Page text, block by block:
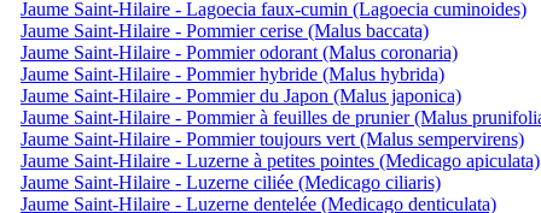
Jaume Saint-Hilaire - Lagoecia faux-cumin (Lagoecia cuminoides)
Jaume Saint-Hilaire - Pommier cerise (Malus baccata)
Jaume Saint-Hilaire - Pommier odorant (Malus coronaria)
Jaume Saint-Hilaire - Pommier hybride (Malus hybrida)
Jaume Saint-Hilaire - Pommier du Japon (Malus japonica)
Jaume Saint-Hilaire - Pommier à feuilles de prunier (Malus
Jaume Saint-Hilaire - Pommier toujours vert (Malus sempervirens)
Jaume Saint-Hilaire - Luzerne à petites pointes (Medicago apiculata)
Jaume Saint-Hilaire - Luzerne ciliée (Medicago ciliaris)
Jaume Saint-Hilaire - Luzerne dentelée (Medicago denticulata)